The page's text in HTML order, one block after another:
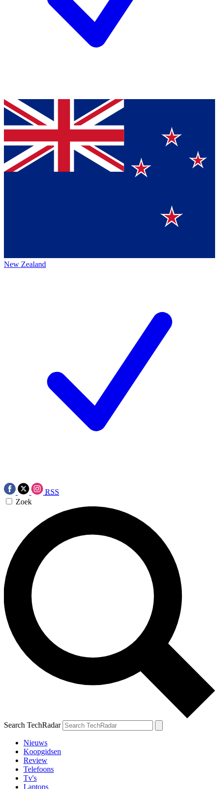
New Zealand
RSS
Zoek
Search TechRadar
Nieuws
Koopgidsen
Review
Telefoons
Tv's
Laptops